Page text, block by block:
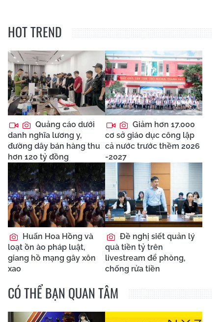
HOT TREND
Quảng cáo dưới
danh nghĩa lương y,
đường dây bán hàng thu
hơn 120 tỷ đồng
Giảm hơn 17.000
cơ sở giáo dục công lập
cả nước trước thềm 2026
-2027
Huấn Hoa Hồng và
loạt ồn ào pháp luật,
giang hồ mạng gây xôn
xao
Đề nghị siết quản lý
quà tiền tỷ trên
livestream để phòng,
chống rửa tiền
CÓ THỂ BẠN QUAN TÂM